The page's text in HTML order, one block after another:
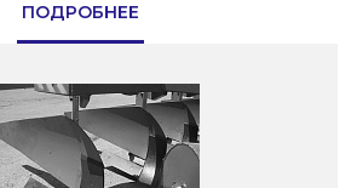
ПОДРОБНЕЕ